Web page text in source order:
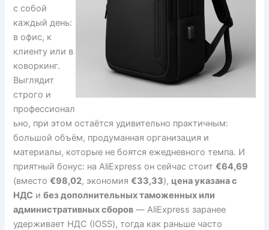
с собой
каждый день:
в офис, к
клиенту или в
коворкинг.
Выглядит
строго и
профессионал
ьно, при этом остаётся удивительно практичным:
большой объём, продуманная организация и
материалы, которые не боятся ежедневного темпа. И
приятный бонус: на AliExpress он сейчас стоит€64,69
(вместо€98,02, экономия€33,33), цена указана с
НДС ибез дополнительных таможенных или
административных сборов — AliExpress заранее
удерживает НДС (IOSS), тогда как раньше часто